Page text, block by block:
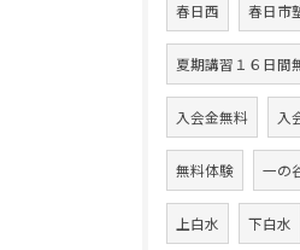
春日西 春日市
夏期講習１６日間
入会金無料 入
無料体験 一の
上白水 下白水